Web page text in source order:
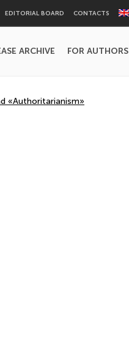
EDITORIAL BOARD CONTACTS
ARCHIVE FOR AUTHORS
«Authoritarianism»